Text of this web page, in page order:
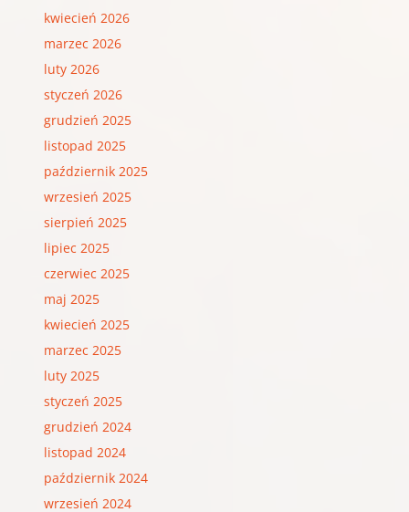
kwiecień 2026
marzec 2026
luty 2026
styczeń 2026
grudzień 2025
listopad 2025
październik 2025
wrzesień 2025
sierpień 2025
lipiec 2025
czerwiec 2025
maj 2025
kwiecień 2025
marzec 2025
luty 2025
styczeń 2025
grudzień 2024
listopad 2024
październik 2024
wrzesień 2024